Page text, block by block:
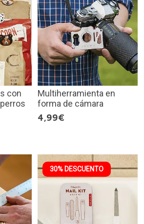
con
Multiherramienta en
forma de cámara
4,99€
30% DESCUENTO